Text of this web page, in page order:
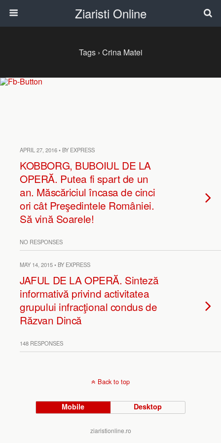
Ziaristi Online
Tags › Crina Matei
APRIL 27, 2016 • BY EXPRESS
KOBBORG, BUBOIUL DE LA
OPERĂ. Putea fi spart de un
an. Măscăriciul încasa de cinci
ori cât Preşedintele României.
Să vină Soarele!
NO RESPONSES
MAY 14, 2015 • BY EXPRESS
JAFUL DE LA OPERĂ. Sinteză
informativă privind activitatea
grupului infracţional condus de
Răzvan Dincă
148 RESPONSES
Back to top
Mobile Desktop
ziaristionline.ro